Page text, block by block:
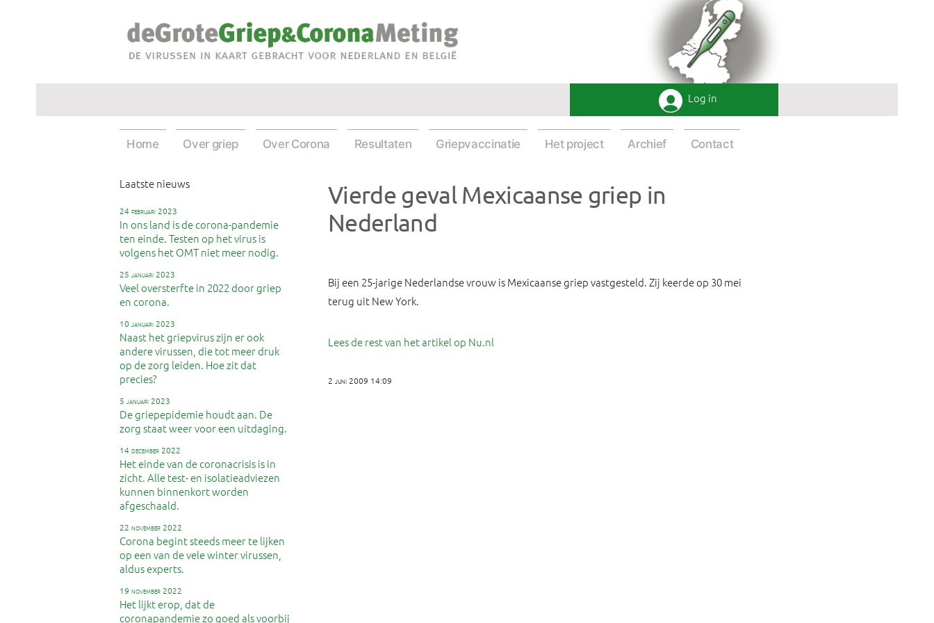
Log in
Home Over griep Over Corona Resultaten Griepvaccinatie Het project Archief Contact
Laatste nieuws
24 februari 2023
In ons land is de corona-pandemie
ten einde. Testen op het virus is
volgens het OMT niet meer nodig.
25 januari 2023
Veel oversterfte in 2022 door griep
en corona.
10 januari 2023
Naast het griepvirus zijn er ook
andere virussen, die tot meer druk
op de zorg leiden. Hoe zit dat
precies?
5 januari 2023
De griepepidemie houdt aan. De
zorg staat weer voor een uitdaging.
14 december 2022
Het einde van de coronacrisis is in
zicht. Alle test- en isolatieadviezen
kunnen binnenkort worden
afgeschaald.
22 november 2022
Corona begint steeds meer te lijken
op een van de vele winter virussen,
aldus experts.
19 november 2022
Het lijkt erop, dat de
coronapandemie zo goed als voorbij
Vierde geval Mexicaanse griep in
Nederland
Bij een 25-jarige Nederlandse vrouw is Mexicaanse griep vastgesteld. Zij keerde op 30 mei
terug uit New York.
Lees de rest van het artikel op Nu.nl
2 juni 2009 14:09